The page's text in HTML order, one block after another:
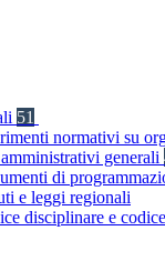
51
normativi su
generali
di
e leggi regionali
disciplinare e